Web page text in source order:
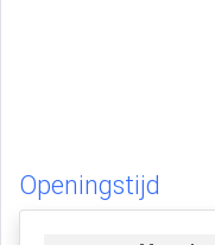
Openingstijd